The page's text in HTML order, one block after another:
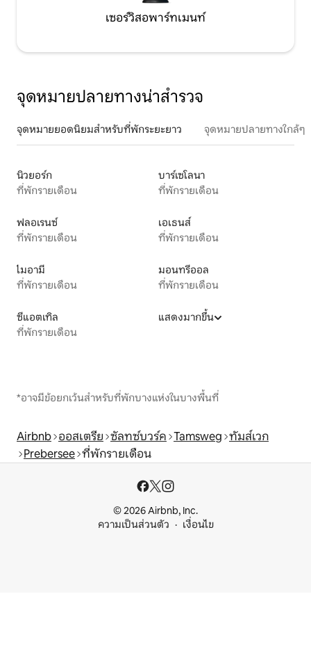
เซอร์วิสอพาร์ทเมนท์
จุดหมายปลายทางน่าสำรวจ
จุดหมายยอดนิยมสำหรับที่พักระยะยาว จุดหมายปลายทางใกล้ๆ
นิวยอร์ก
ที่พักรายเดือน
บาร์เซโลนา
ที่พักรายเดือน
ฟลอเรนซ์
ที่พักรายเดือน
เอเธนส์
ที่พักรายเดือน
ไมอามี
ที่พักรายเดือน
มอนทรีออล
ที่พักรายเดือน
ซีแอตเทิล
ที่พักรายเดือน
แสดงมากขึ้น
*อาจมีข้อยกเว้นสำหรับที่พักบางแห่งในบางพื้นที่
Airbnb ออสเตรีย ซัลทซ์บวร์ค Tamsweg ทัมส์เวก
Prebersee ที่พักรายเดือน
© 2026 Airbnb, Inc.
ความเป็นส่วนตัว
เงื่อนไข